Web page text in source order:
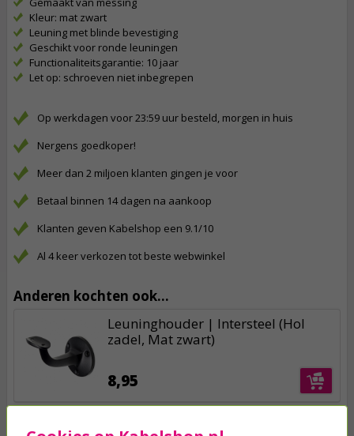
Kleur: mat zwart
Leuning met blinde bevestiging
Geschikt voor ronde leuningen
Functionaliteitsgarantie: 10 jaar
Let op: schroeven niet inbegrepen
Op werkdagen voor 23:59 uur besteld, morgen in huis
Nergens goedkoper!
Meer dan 2 miljoen klanten gingen je voor
Betaal binnen 14 dagen na aankoop
Klanten geven Kabelshop een 9.1/10
Al 4 keer verkozen tot beste webwinkel
Anderen kochten ook...
Leuninghouder | Intersteel (Hol
zadel, Mat zwart)
8,95